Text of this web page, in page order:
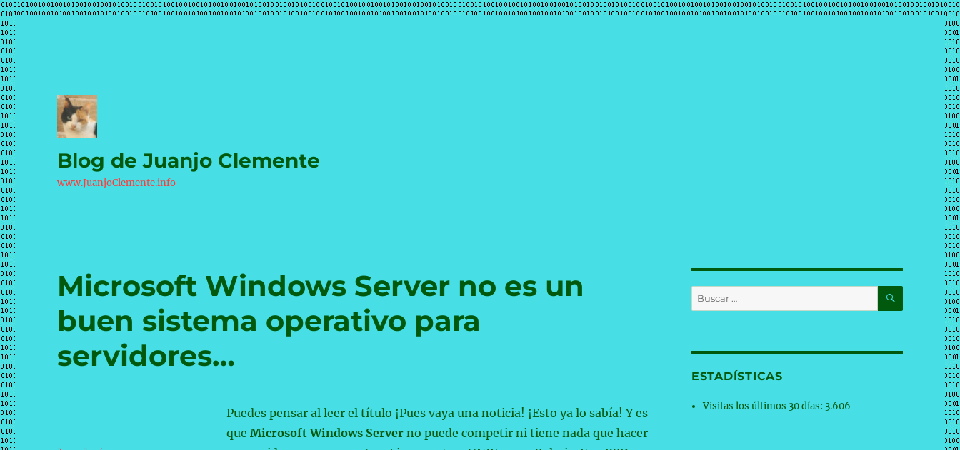
Blog de Juanjo Clemente
www.JuanjoClemente.info
Microsoft Windows Server no es un
buen sistema operativo para
servidores…
Puedes pensar al leer el título ¡Pues vaya una noticia! ¡Esto ya lo sabía! Y es
que Microsoft Windows Serverno puede competir ni tiene nada que hacer
Buscar
por:
BUSCAR
ESTADÍSTICAS
Visitas los últimos 30 días: 3.606